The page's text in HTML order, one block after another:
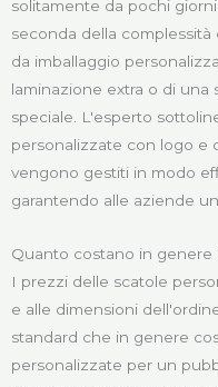
solitamente da pochi
seconda della complessità
da imballaggio
laminazione extra o di una
speciale. L'esperto
personalizzate con logo e
vengono gestiti in modo
garantendo alle aziende
Quanto costano in genere
I prezzi delle scatole
e alle dimensioni
standard che in genere
personalizzate per un